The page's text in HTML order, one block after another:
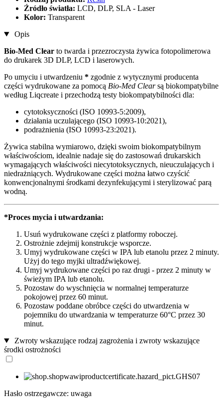
Źródło światła: LCD, DLP, SLA - Laser
Kolor: Transparent
Opis
Bio-Med Clear to twarda i przezroczysta żywica fotopolimerowa
do drukarek 3D DLP, LCD i laserowych.
Po umyciu i utwardzeniu * zgodnie z wytycznymi producenta
części wydrukowane za pomocą Bio-Med Clearsą biokompatybilne
według Liqcreate i przechodzą testy biokompatybilności dla:
cytotoksyczności (ISO 10993-5:2009),
działania uczulającego (ISO 10993-10:2021),
podrażnienia (ISO 10993-23:2021).
Żywica stabilna wymiarowo, dzięki swoim biokompatybilnym
właściwościom, idealnie nadaje się do zastosowań drukarskich
wymagających właściwości niecytotoksycznych, nieuczulających i
niedrażniących. Wydrukowane części można łatwo czyścić
konwencjonalnymi środkami dezynfekującymi i sterylizować parą
wodną.
*Proces mycia i utwardzania:
Usuń wydrukowane części z platformy roboczej.
Ostrożnie zdejmij konstrukcje wsporcze.
Umyj wydrukowane części w IPA lub etanolu przez 2 minuty.
Użyj do tego myjki ultradźwiękowej.
Umyj wydrukowane części po raz drugi - przez 2 minuty w
świeżym IPA lub etanolu.
Pozostaw do wyschnięcia w normalnej temperaturze
pokojowej przez 60 minut.
Pozostaw poddane obróbce części do utwardzenia w
pojemniku do utwardzania w temperaturze 60°C przez 30
minut.
Zwroty wskazujące rodzaj zagrożenia i zwroty wskazujące
środki ostrożności
Hasło ostrzegawcze: uwaga